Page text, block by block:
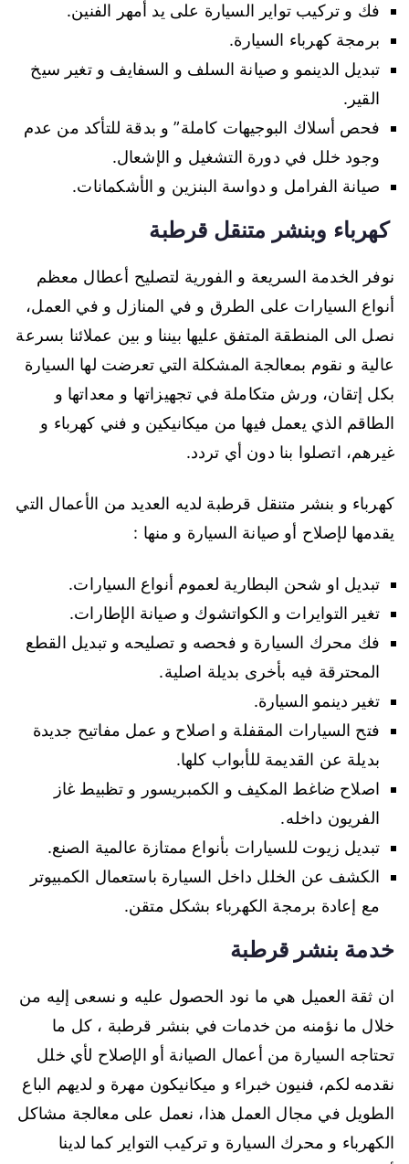
فك و تركيب تواير السيارة على يد أمهر الفنين.
برمجة كهرباء السيارة.
تبديل الدينمو و صيانة السلف و السفايف و تغير سيخ
القير.
فحص أسلاك البوجيهات كاملة” و بدقة للتأكد من عدم
وجود خلل في دورة التشغيل و الإشعال.
صيانة الفرامل و دواسة البنزين و الأشكمانات.
كهرباء وبنشر متنقل قرطبة
نوفر الخدمة السريعة و الفورية لتصليح أعطال معظم
أنواع السيارات على الطرق و في المنازل و في العمل،
نصل الى المنطقة المتفق عليها بيننا و بين عملائنا بسرعة
عالية و نقوم بمعالجة المشكلة التي تعرضت لها السيارة
بكل إتقان، ورش متكاملة في تجهيزاتها و معداتها و
الطاقم الذي يعمل فيها من ميكانيكين و فني كهرباء و
غيرهم، اتصلوا بنا دون أي تردد.
كهرباء و بنشر متنقل قرطبة لديه العديد من الأعمال التي
يقدمها لإصلاح أو صيانة السيارة و منها :
تبديل او شحن البطارية لعموم أنواع السيارات.
تغير التوايرات و الكواتشوك و صيانة الإطارات.
فك محرك السيارة و فحصه و تصليحه و تبديل القطع
المحترقة فيه بأخرى بديلة اصلية.
تغير دينمو السيارة.
فتح السيارات المقفلة و اصلاح و عمل مفاتيح جديدة
بديلة عن القديمة للأبواب كلها.
اصلاح ضاغط المكيف و الكمبريسور و تظبيط غاز
الفريون داخله.
تبديل زيوت للسيارات بأنواع ممتازة عالمية الصنع.
الكشف عن الخلل داخل السيارة باستعمال الكمبيوتر
مع إعادة برمجة الكهرباء بشكل متقن.
خدمة بنشر قرطبة
ان ثقة العميل هي ما نود الحصول عليه و نسعى إليه من
خلال ما نؤمنه من خدمات في بنشر قرطبة ، كل ما
تحتاجه السيارة من أعمال الصيانة أو الإصلاح لأي خلل
نقدمه لكم، فنيون خبراء و ميكانيكون مهرة و لديهم الباع
الطويل في مجال العمل هذا، نعمل على معالجة مشاكل
الكهرباء و محرك السيارة و تركيب التواير كما لدينا